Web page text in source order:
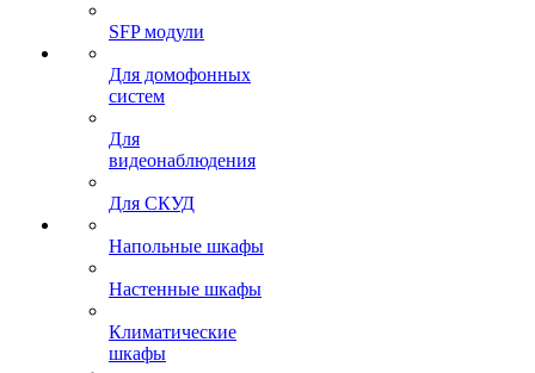
SFP модули
Для домофонных
систем
Для
видеонаблюдения
Для СКУД
Напольные шкафы
Настенные шкафы
Климатические
шкафы